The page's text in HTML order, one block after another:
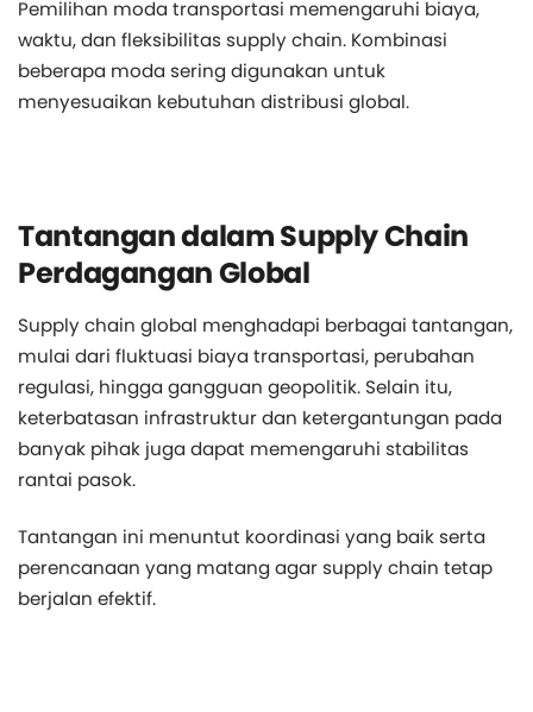
Pemilihan moda transportasi memengaruhi biaya,
waktu, dan fleksibilitas supply chain. Kombinasi
beberapa moda sering digunakan untuk
menyesuaikan kebutuhan distribusi global.
Tantangan dalam Supply Chain
Perdagangan Global
Supply chain global menghadapi berbagai tantangan,
mulai dari fluktuasi biaya transportasi, perubahan
regulasi, hingga gangguan geopolitik. Selain itu,
keterbatasan infrastruktur dan ketergantungan pada
banyak pihak juga dapat memengaruhi stabilitas
rantai pasok.
Tantangan ini menuntut koordinasi yang baik serta
perencanaan yang matang agar supply chain tetap
berjalan efektif.